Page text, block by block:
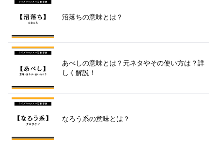
沼落ちの意味とは？
あべしの意味とは？元ネタやその使い方は？詳
しく解説！
なろう系の意味とは？